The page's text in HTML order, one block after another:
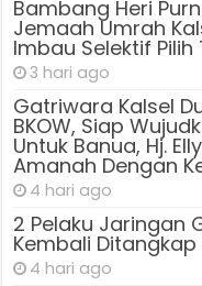
Bambang Heri
Jemaah Umrah
Imbau Selektif
3 hari ago
Gatriwara Kalsel
BKOW, Siap
Untuk Banua, Hj.
Amanah Dengan
4 hari ago
2 Pelaku Jaringan
Kembali Ditangkap
4 hari ago